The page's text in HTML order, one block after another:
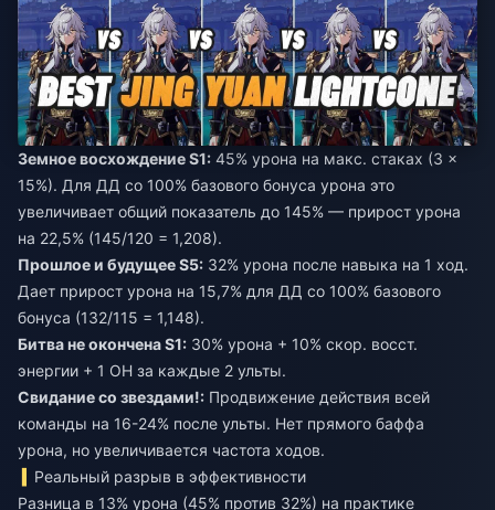
Земное восхождение S1: 45% урона на макс. стаках (3 ×
15%). Для ДД со 100% базового бонуса урона это
увеличивает общий показатель до 145% — прирост урона
на 22,5% (145/120 = 1,208).
Прошлое и будущее S5: 32% урона после навыка на 1 ход.
Дает прирост урона на 15,7% для ДД со 100% базового
бонуса (132/115 = 1,148).
Битва не окончена S1: 30% урона + 10% скор. восст.
энергии + 1 ОН за каждые 2 ульты.
Свидание со звездами!: Продвижение действия всей
команды на 16-24% после ульты. Нет прямого баффа
урона, но увеличивается частота ходов.
Реальный разрыв в эффективности
Разница в 13% урона (45% против 32%) на практике